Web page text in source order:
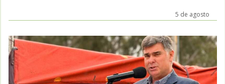
5 de agosto